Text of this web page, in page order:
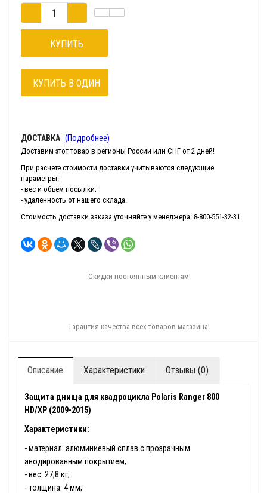
КУПИТЬ
КУПИТЬ В ОДИН
ДОСТАВКА (Подробнее)
Доставим этот товар в регионы России или СНГ от 2 дней!
При расчете стоимости доставки учитываются следующие
параметры:
- вес и объем посылки;
- удаленность от нашего склада.
Стоимость доставки заказа уточняйте у менеджера: 8-800-551-32-31.
Скидки постоянным клиентам!
Гарантия качества всех товаров магазина!
Описание Характеристики Отзывы (0)
Защита днища для квадроцикла Polaris Ranger 800
HD/XP (2009-2015)
Характеристики:
- материал: алюминиевый сплав с прозрачным
анодированным покрытием;
- вес: 27,8 кг;
- толщина: 4 мм;